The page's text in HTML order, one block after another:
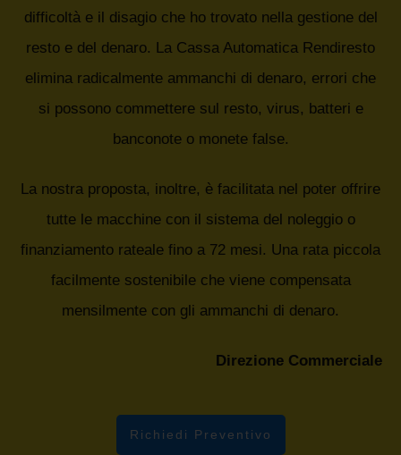
difficoltà e il disagio che ho trovato nella gestione del
resto e del denaro. La Cassa Automatica Rendiresto
elimina radicalmente ammanchi di denaro, errori che
si possono commettere sul resto, virus, batteri e
banconote o monete false.
La nostra proposta, inoltre, è facilitata nel poter offrire
tutte le macchine con il sistema del noleggio o
finanziamento rateale fino a 72 mesi. Una rata piccola
facilmente sostenibile che viene compensata
mensilmente con gli ammanchi di denaro.
Direzione Commerciale
Richiedi Preventivo